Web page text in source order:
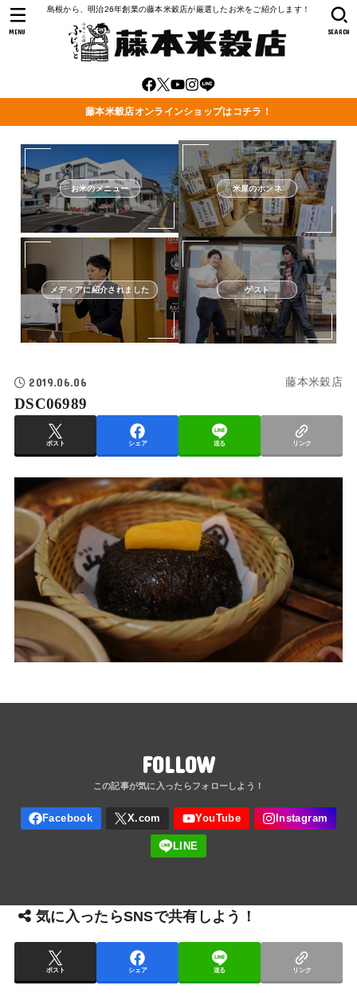
島根から、明治26年創業の藤本米穀店が厳選したお米をご紹介します！
SEARCH
MENU
藤本米穀店オンラインショップはコチラ！
お米のメニュー 米屋のホンネ
メディアに紹介されました ゲスト
2019.06.06 藤本米穀店
DSC06989
ポスト シェア 送る リンク
FOLLOW
気に入ったらSNSで共有しよう！
ポスト シェア 送る リンク